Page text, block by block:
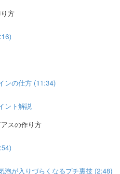
方
ンの仕方 (11:34)
ント解説
スの作り方
泡が入りづらくなるプチ裏技 (2:48)